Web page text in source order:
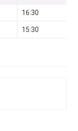
16:30
15:30